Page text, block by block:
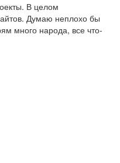
В целом
Думаю неплохо бы
много народа, все что-